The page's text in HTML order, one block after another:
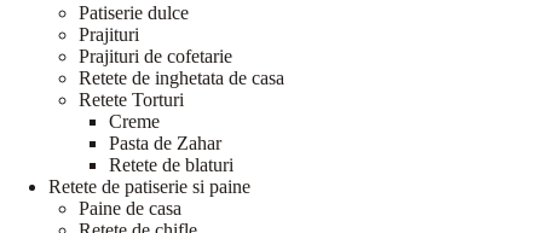
Patiserie dulce
Prajituri
Prajituri de cofetarie
Retete de inghetata de casa
Retete Torturi
Creme
Pasta de Zahar
Retete de blaturi
Retete de patiserie si paine
Paine de casa